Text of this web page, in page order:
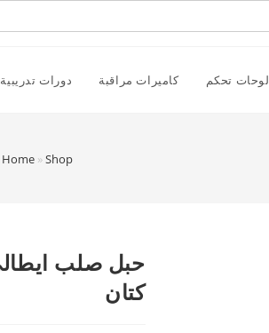
لوحات تحكم كاميرات مراقبة دورات تدريبية
Home »Shop
كتان